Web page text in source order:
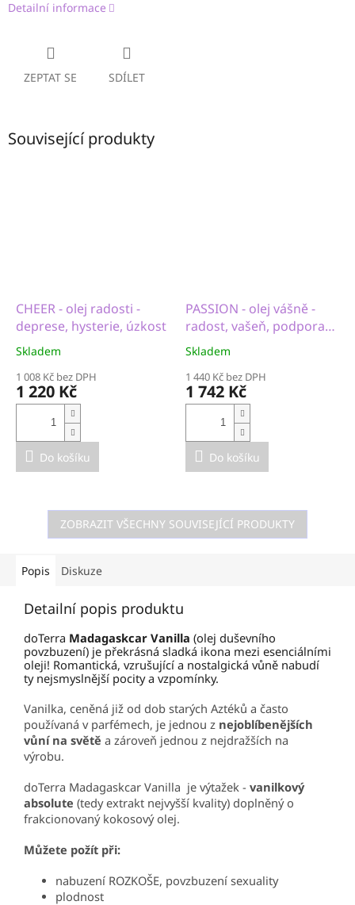
Detailní informace
ZEPTAT SE SDÍLET
Související produkty
CHEER - olej radosti -
deprese, hysterie, úzkost
Skladem
1 008 Kč bez DPH
1 220 Kč
Do košíku
PASSION - olej vášně -
radost, vašeň, podpora
sexuality
Skladem
1 440 Kč bez DPH
1 742 Kč
Do košíku
ZOBRAZIT VŠECHNY SOUVISEJÍCÍ PRODUKTY
Popis Diskuze
Detailní popis produktu
doTerra Madagaskcar Vanilla (olej duševního
povzbuzení) je překrásná sladká ikona mezi esenciálními
oleji! Romantická, vzrušující a nostalgická vůně nabudí
ty nejsmyslnější pocity a vzpomínky.
Vanilka, ceněná již od dob starých Aztéků a často
používaná v parfémech, je jednou z nejoblíbenějších
vůní na světě a zároveň jednou z nejdražších na
výrobu.
doTerra Madagaskcar Vanilla je výtažek - vanilkový
absolute (tedy extrakt nejvyšší kvality) doplněný o
frakcionovaný kokosový olej.
Můžete požít při:
nabuzení ROZKOŠE, povzbuzení sexuality
plodnost